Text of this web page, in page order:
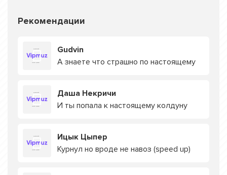
Рекомендации
Gudvin
А знаете что страшно по настоящему
Даша Некричи
И ты попала к настоящему колдуну
Ицык Цыпер
Курнул но вроде не навоз (speed up)